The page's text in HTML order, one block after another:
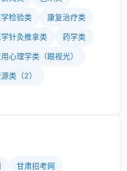
学检验类 康复治疗类
针灸推拿类 药学类
心理学类（眼视光）
类（2）
甘肃招考网